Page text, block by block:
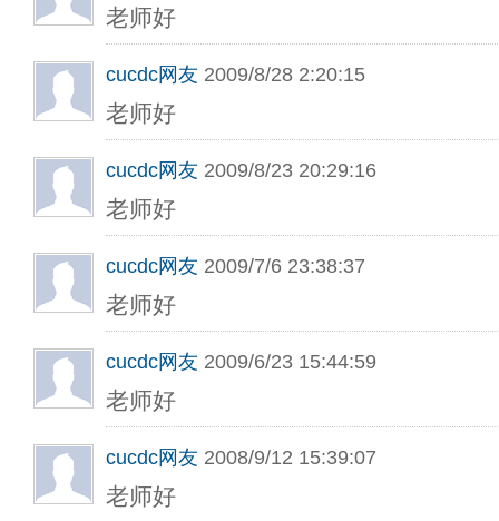
老师好
cucdc网友 2009/8/28 2:20:15
老师好
cucdc网友 2009/8/23 20:29:16
老师好
cucdc网友 2009/7/6 23:38:37
老师好
cucdc网友 2009/6/23 15:44:59
老师好
cucdc网友 2008/9/12 15:39:07
老师好